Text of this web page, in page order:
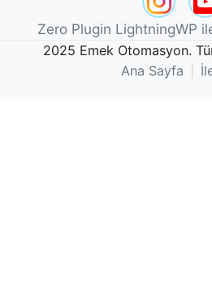
Zero Plugin LightningWP
2025 Emek Otomasyon.
Ana Sayfa